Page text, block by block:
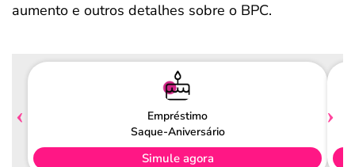
aumento e outros detalhes sobre o BPC.
Empréstimo
Saque-Aniversário
Simule agora